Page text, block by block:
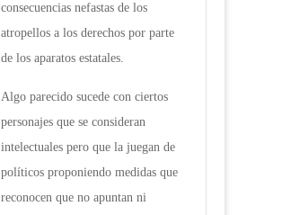
consecuencias nefastas de los
atropellos a los derechos por parte
de los aparatos estatales.
Algo parecido sucede con ciertos
personajes que se consideran
intelectuales pero que la juegan de
políticos proponiendo medidas que
reconocen que no apuntan ni